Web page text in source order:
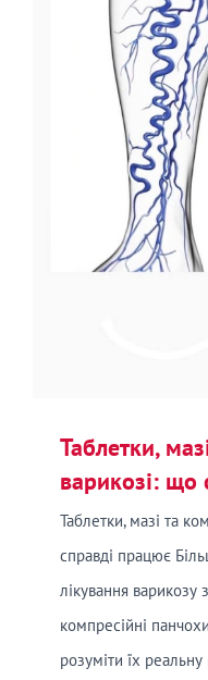
Таблетки,
варикозі: що
Таблетки, мазі та
справді працює
лікування варикозу
компресійні
розуміти їх